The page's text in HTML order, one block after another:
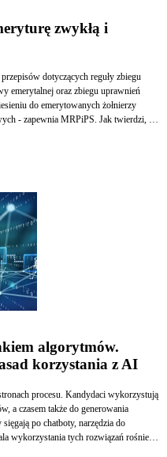
zwykłą i
dotyczących reguły zbiegu
emerytalnej oraz zbiegu uprawnień
do emerytowanych żołnierzy
- zapewnia MRPiPS. Jak twierdzi, na
algorytmów.
korzystania z AI
procesu. Kandydaci wykorzystują
a czasem także do generowania
po chatboty, narzędzia do
wykorzystania tych rozwiązań rośnie